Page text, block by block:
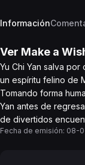
Información
Ver Make a
Yu Chi Yan salva
un espíritu felino de
Tomando forma
Yan antes de
de divertidos
Fecha de emisión: 08-